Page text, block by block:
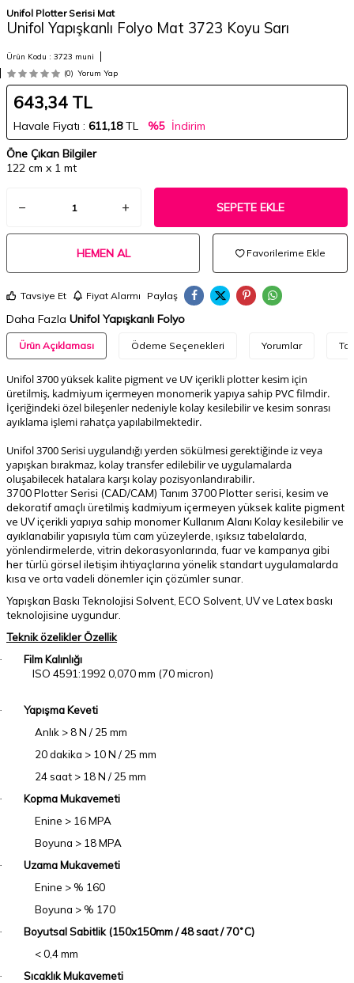
Unifol Plotter Serisi Mat
Unifol Yapışkanlı Folyo Mat 3723 Koyu Sarı
Ürün Kodu : 3723 muni
(0) Yorum Yap
643,34 TL
Havale Fiyatı : 611,18TL %5 İndirim
Öne Çıkan Bilgiler
122 cm x 1 mt
SEPETE EKLE
HEMEN AL Favorilerime Ekle
Tavsiye Et Fiyat Alarmı Paylaş
Daha Fazla Unifol Yapışkanlı Folyo
Ürün Açıklaması Ödeme Seçenekleri Yorumlar
Unifol 3700 yüksek kalite pigment ve UV içerikli plotter kesim için
üretilmiş, kadmiyum içermeyen monomerik yapıya sahip PVC filmdir.
İçeriğindeki özel bileşenler nedeniyle kolay kesilebilir ve kesim sonrası
ayıklama işlemi rahatça yapılabilmektedir.
Unifol 3700 Serisi uygulandığı yerden sökülmesi gerektiğinde iz veya
yapışkan bırakmaz, kolay transfer edilebilir ve uygulamalarda
oluşabilecek hatalara karşı kolay pozisyonlandırabilir.
3700 Plotter Serisi (CAD/CAM) Tanım 3700 Plotter serisi, kesim ve
dekoratif amaçlı üretilmiş kadmiyum içermeyen yüksek kalite pigment
ve UV içerikli yapıya sahip monomer Kullanım Alanı Kolay kesilebilir ve
ayıklanabilir yapısıyla tüm cam yüzeylerde, ışıksız tabelalarda,
yönlendirmelerde, vitrin dekorasyonlarında, fuar ve kampanya gibi
her türlü görsel iletişim ihtiyaçlarına yönelik standart uygulamalarda
kısa ve orta vadeli dönemler için çözümler sunar.
Yapışkan Baskı Teknolojisi Solvent, ECO Solvent, UV ve Latex baskı
teknolojisine uygundur.
Teknik özelikler Özellik
·
Film Kalınlığı
ISO 4591:1992 0,070 mm (70 micron)
·
Yapışma Keveti
Anlık > 8 N / 25 mm
20 dakika > 10 N / 25 mm
24 saat > 18 N / 25 mm
·
Kopma Mukavemeti
Enine > 16 MPA
Boyuna > 18 MPA
·
Uzama Mukavemeti
Enine > % 160
Boyuna > % 170
·
Boyutsal Sabitlik (150x150mm / 48 saat / 70˚C)
< 0,4 mm
·
Sıcaklık Mukavemeti